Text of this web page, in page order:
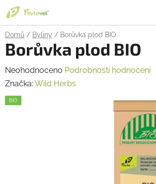
Přejít
na
obsah
Domů / Byliny / Borůvka plod BIO
Borůvka plod BIO
Průměrné
hodnocení
produktu
Neohodnoceno Podrobnosti hodnocení
Značka: Wild Herbs
BIO